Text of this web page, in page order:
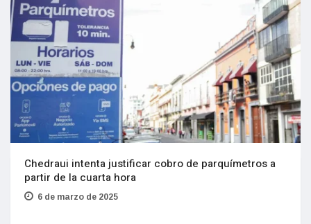
Chedraui intenta justificar cobro de parquímetros a
partir de la cuarta hora
6 de marzo de 2025